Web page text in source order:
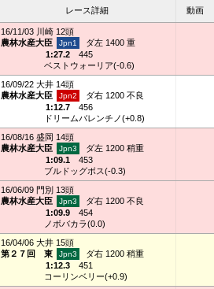
レース詳細 動画
16/11/03 川崎 12頭
農林水産大臣
ダ左 1400 重
1:27.2
445
ベストウォーリア(-0.6)
16/09/22 大井 14頭
農林水産大臣
ダ右 1200 不良
1:12.7
456
ドリームバレンチノ(+0.8)
16/08/16 盛岡 14頭
農林水産大臣
ダ左 1200 稍重
1:09.1
453
ブルドッグボス(-0.3)
16/06/09 門別 13頭
農林水産大臣
ダ右 1200 不良
1:09.9
454
ノボバカラ(0.0)
16/04/06 大井 15頭
第２７回 東
ダ右 1200 稍重
1:12.3
451
コーリンベリー(+0.9)